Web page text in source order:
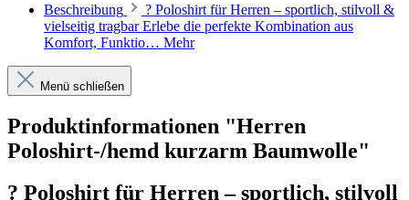
Beschreibung
? Poloshirt für Herren – sportlich, stilvoll &
vielseitig tragbar Erlebe die perfekte Kombination aus
Komfort, Funktio… Mehr
Menü schließen
Produktinformationen "Herren
Poloshirt-/hemd kurzarm Baumwolle"
? Poloshirt für Herren – sportlich, stilvoll